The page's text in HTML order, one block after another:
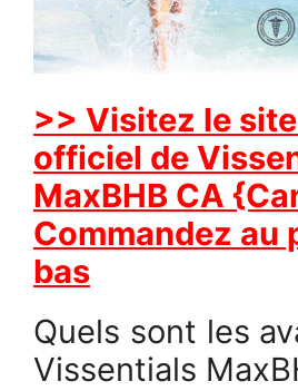
>> Visitez le
officiel de
MaxBHB CA
Commandez au
bas
Quels sont les
Vissentials